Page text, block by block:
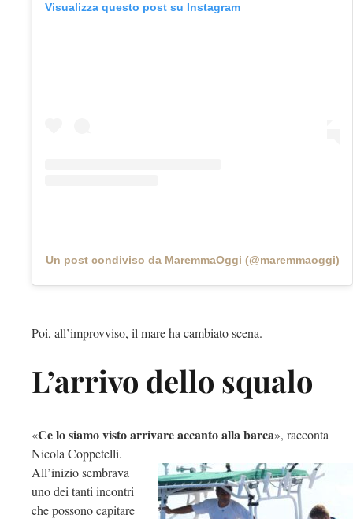
Visualizza questo post su Instagram
Un post condiviso da MaremmaOggi (@maremmaoggi)
Poi, all’improvviso, il mare ha cambiato scena.
L’arrivo dello squalo
«Ce lo siamo visto arrivare accanto alla barca», racconta
Nicola Coppetelli.
All’inizio sembrava
uno dei tanti incontri
che possono capitare